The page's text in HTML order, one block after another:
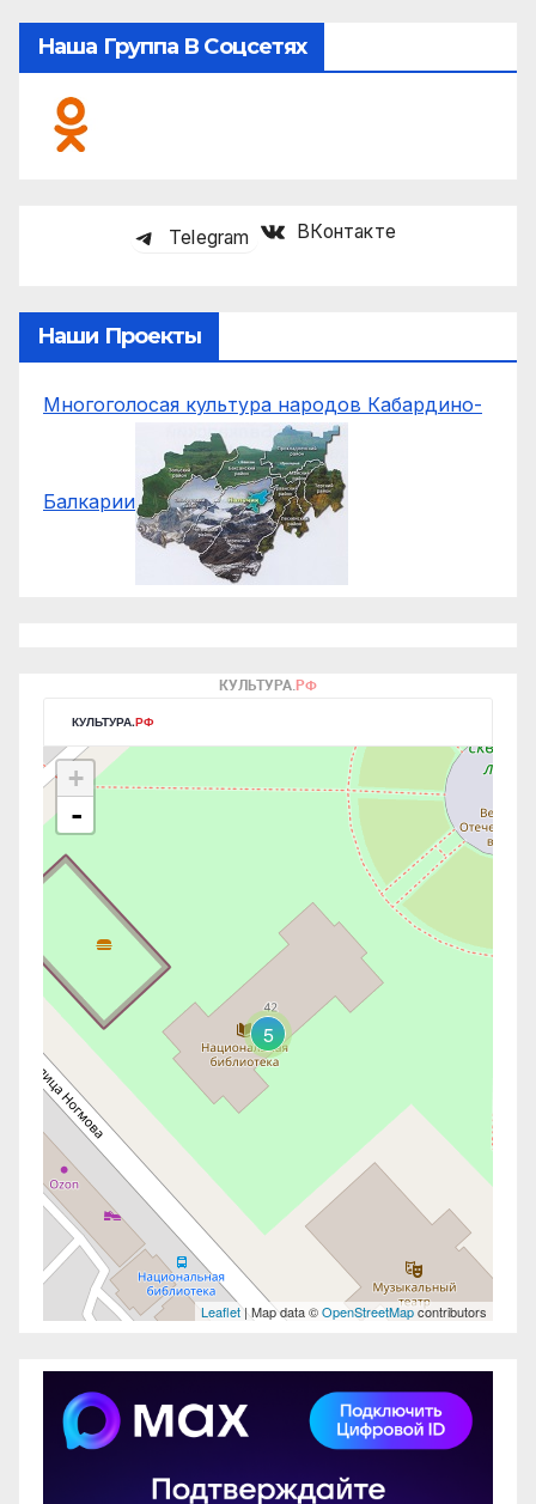
Наша Группа В Соцсетях
Telegram ВКонтакте
Наши Проекты
Многоголосая культура народов Кабардино-
Балкарии